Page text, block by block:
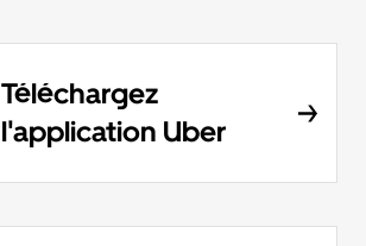
Téléchargez
l'application Uber